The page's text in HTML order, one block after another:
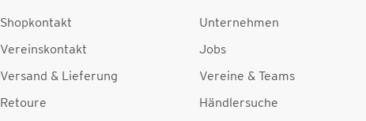
Shopkontakt
Vereinskontakt
Versand & Lieferung
Retoure
Unternehmen
Jobs
Vereine & Teams
Händlersuche